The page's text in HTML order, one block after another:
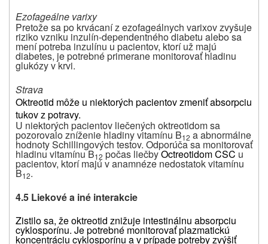
Ezofageálne varixy
Pretože sa po krvácaní z ezofageálnych varixov zvyšuje
riziko vzniku inzulín-dependentného diabetu alebo sa
mení potreba inzulínu u pacientov, ktorí už majú
diabetes, je potrebné primerane monitorovať hladinu
glukózy v krvi.
Strava
Oktreotid môže u niektorých pacientov zmeniť absorpciu
tukov z potravy.
U niektorých pacientov liečených oktreotidom sa
pozorovalo zníženie hladiny vitamínu B12 a abnormálne
hodnoty Schillingových testov. Odporúča sa monitorovať
hladinu vitamínu B12 počas liečbyOctreotidom CSC u
pacientov, ktorí majú v anamnéze nedostatok vitamínu
B12.
4.5 Liekové a iné interakcie
Zistilo sa, že oktreotid znižuje intestinálnu absorpciu
cyklosporínu. Je potrebné monitorovať plazmatickú
koncentráciu cyklosporínu a v prípade potreby zvýšiť